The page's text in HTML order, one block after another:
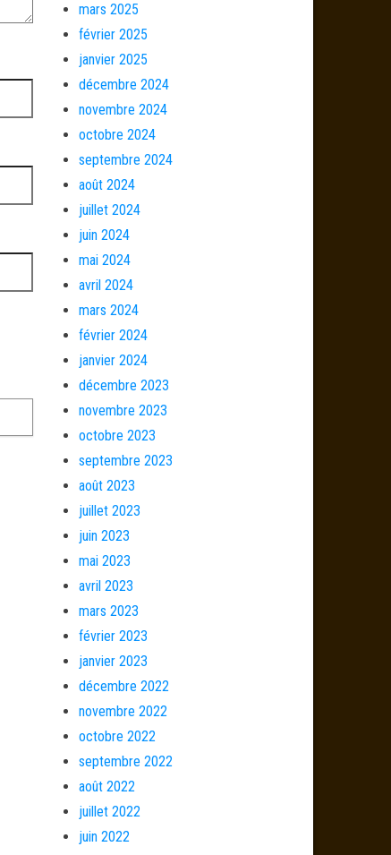
mars 2025
février 2025
janvier 2025
décembre 2024
novembre 2024
octobre 2024
septembre 2024
août 2024
juillet 2024
juin 2024
mai 2024
avril 2024
mars 2024
février 2024
janvier 2024
décembre 2023
novembre 2023
octobre 2023
septembre 2023
août 2023
juillet 2023
juin 2023
mai 2023
avril 2023
mars 2023
février 2023
janvier 2023
décembre 2022
novembre 2022
octobre 2022
septembre 2022
août 2022
juillet 2022
juin 2022